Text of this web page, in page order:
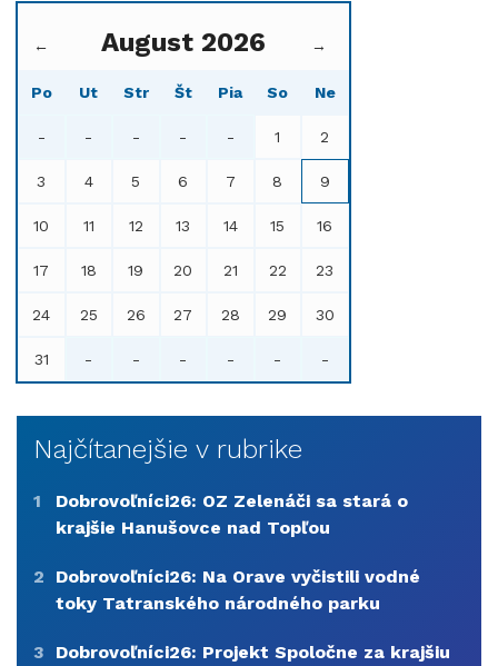
← August 2026 →
Po Ut Str Št Pia So Ne
- - - - - 1 2
3 4 5 6 7 8 9
10 11 12 13 14 15 16
17 18 19 20 21 22 23
24 25 26 27 28 29 30
31 - - - - - -
Najčítanejšie v rubrike
1
Dobrovoľníci26: OZ Zelenáči sa stará o
krajšie Hanušovce nad Topľou
2
Dobrovoľníci26: Na Orave vyčistili vodné
toky Tatranského národného parku
3
Dobrovoľníci26: Projekt Spoločne za krajšiu